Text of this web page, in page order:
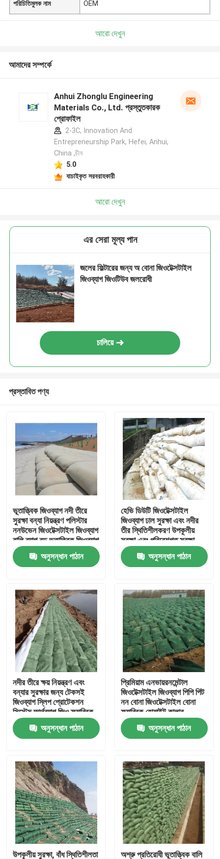
পণ্য
ভিডিও
VR প্রদর্শন
আমাদের সম্পর্কে
কারখানা ভ্রমণ
মান নিয়ন্ত্রণ
আমাদের সাথে যোগাযোগ করুন
উদ্ধৃতির জন্য আবেদন
জিওটেক্সটাইল জিওগ্রিড
পরিচিতিমুলক নাম OEM
আরো দেখুন
আমাদের সম্পর্কে
Anhui Zhonglu Engineering
Materials Co., Ltd. প্রস্তুতকারক
প্রোফাইল
2-3C, Innovation And
Entrepreneurship Park, Hefei, Anhui,
China ,চীন
5.0
যাচাইকৃত সরবরাহকারী
আরো দেখুন
এর সেরা মূল্য পান
জলের ফিল্টারের জন্য অ বোনা জিওটেক্সটাইল
জিওব্যাগ জিওটিউব জলরোধী
চালিয়ে
প্রস্তাবিত পণ্য
ভূতাত্ত্বিক জিওব্যাগ নদী তীরে
সুরক্ষা বন্যা নিয়ন্ত্রণ পলিস্টার
ননউভেন জিওটেক্সটাইল জিওব্যাগ
বালি ব্যাগ বড় ভূতাত্ত্বিক জিওব্যাগ
সৈকত সুরক্ষার জন্য
অনুসন্ধান পাঠান
হেভি ডিউটি ​​জিওটেক্সটাইল
জিওব্যাগ ঢাল সুরক্ষা এবং নদীর
তীর স্থিতিশীলকরণ উপকূলীয়
সুরক্ষা এবং পরিবেশগত সুরক্ষা
ব্যবস্থার জন্য ডিজাইন করা
হয়েছে
অনুসন্ধান পাঠান
নদীর তীরে ক্ষয় নিয়ন্ত্রণ এবং
বন্যার সুরক্ষার জন্য টেকসই
জিওব্যাগ স্লিপ প্রোটেকশন
সিস্টেম আর্থব্যাগ জিও ফ্যাব্রিক
ব্যাগ
অনুসন্ধান পাঠান
প্রিমিয়াম এনভায়রনমেন্টাল
জিওটেক্সটাইল জিওব্যাগ পিপি পিট
নন বোনা জিওটেক্সটাইল বোনা
ফ্যাব্রিক হোয়াইট কালার
জিওটেক্সটাইল জিওব্যাগ
অনুসন্ধান পাঠান
উপকূলীয় সুরক্ষা, বাঁধ স্থিতিশীলতা অশ্রু প্রতিরোধী ভূতাত্ত্বিক বালি